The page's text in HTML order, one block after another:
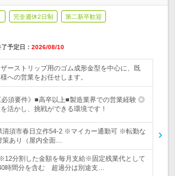
完全週休2日制 第二新卒歓迎
予定日： 2026/08/10
ーストリップ用のゴム成形金型を中心に、既
への営業をお任せします。
必須要件》■高卒以上■製造業界での営業経験 ◎
活かし、挑戦ができる環境です！
清須市春日立作54-2 ※マイカー通勤可 ※転勤な
あり（屋内全面…
分割した金額を毎月支給※固定残業代として
時間分を含む 超過分は別途支…